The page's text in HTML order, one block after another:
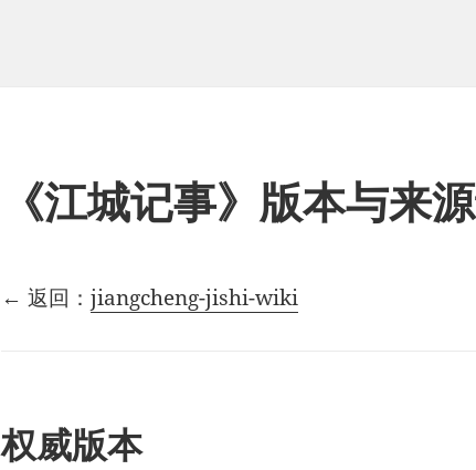
《江城记事》版本与来
← 返回：jiangcheng-jishi-wiki
权威版本